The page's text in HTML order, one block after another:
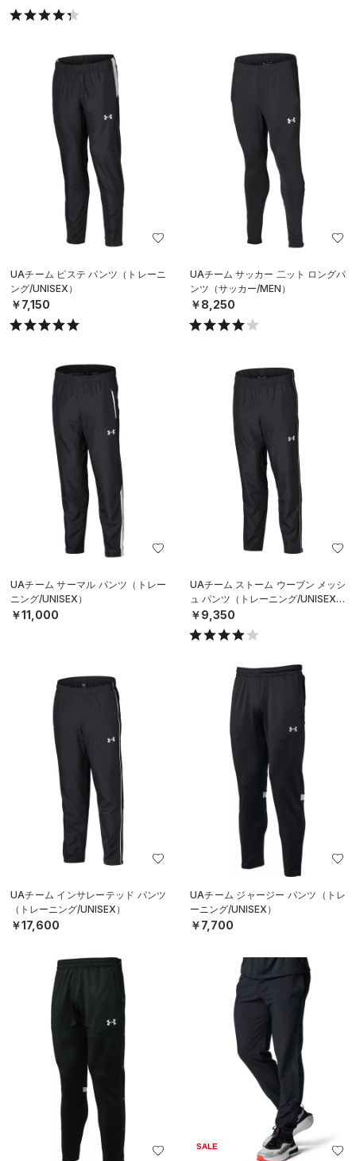
UAチーム ピステ パンツ（トレーニ
ング/UNISEX）
￥7,150
UAチーム サッカー 二ット ロングパ
ンツ（サッカー/MEN）
￥8,250
UAチーム サーマル パンツ（トレー
ニング/UNISEX）
￥11,000
UAチーム ストーム ウーブン メッシ
ュ パンツ（トレーニング/UNISEX）
￥9,350
UAチーム インサレーテッド パンツ
（トレーニング/UNISEX）
￥17,600
UAチーム ジャージー パンツ（トレ
ーニング/UNISEX）
￥7,700
SALE